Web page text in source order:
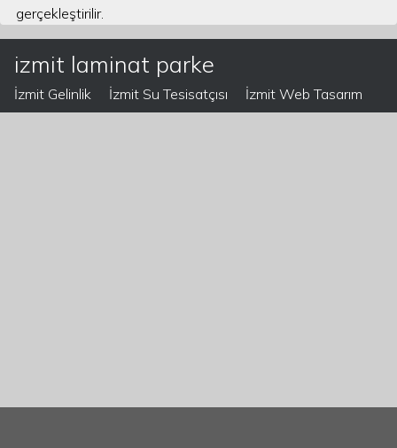
gerçekleştirilir.
izmit laminat parke
İzmit Gelinlik İzmit Su Tesisatçısı İzmit Web Tasarım